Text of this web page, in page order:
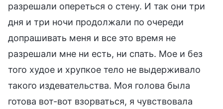
разрешали опереться о стену. И так они три
дня и три ночи продолжали по очереди
допрашивать меня и все это время не
разрешали мне ни есть, ни спать. Мое и без
того худое и хрупкое тело не выдерживало
такого издевательства. Моя голова была
готова вот-вот взорваться, я чувствовала